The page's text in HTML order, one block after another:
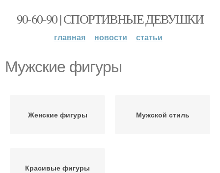
90-60-90 | СПОРТИВНЫЕ ДЕВУШКИ
главная новости статьи
Мужские фигуры
Женские фигуры Мужской стиль
Красивые фигуры